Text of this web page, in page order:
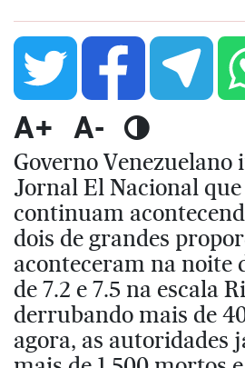
A+ A-
Governo
Jornal El Nacional
continuam
dois de grandes
aconteceram na noite
de 7.2 e 7.5 na escala
derrubando mais de
agora, as autoridades